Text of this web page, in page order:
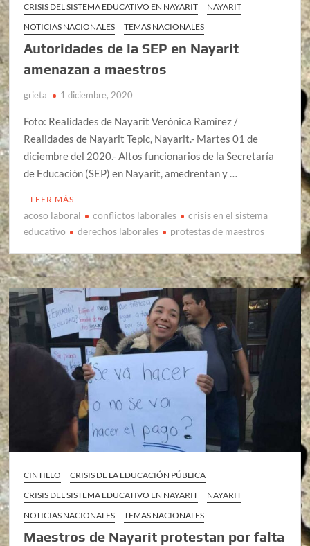
CRISIS DEL SISTEMA EDUCATIVO EN NAYARIT
NAYARIT
NOTICIAS NACIONALES
TEMAS NACIONALES
Autoridades de la SEP en Nayarit
amenazan a maestros
grieta 1 diciembre, 2020
Foto: Realidades de Nayarit Verónica Ramírez /
Realidades de Nayarit Tepic, Nayarit.- Martes 01 de
diciembre del 2020.- Altos funcionarios de la Secretaría
de Educación (SEP) en Nayarit, amedrentan y …
LEER MÁS
acoso laboral conflictos laborales
crisis en el sistema
educativo
derechos laborales protestas de maestros
CINTILLO
CRISIS DE LA EDUCACIÓN PÚBLICA
CRISIS DEL SISTEMA EDUCATIVO EN NAYARIT
NAYARIT
NOTICIAS NACIONALES
TEMAS NACIONALES
Maestros de Nayarit protestan por falta